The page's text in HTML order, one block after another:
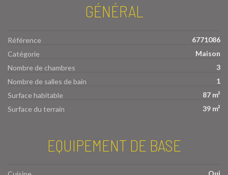
GÉNÉRAL
Référence
6771086
Catégorie
Maison
Nombre de chambres
3
Nombre de salles de bain
1
Surface habitable
87 m²
Surface du terrain
39 m²
EQUIPEMENT DE BASE